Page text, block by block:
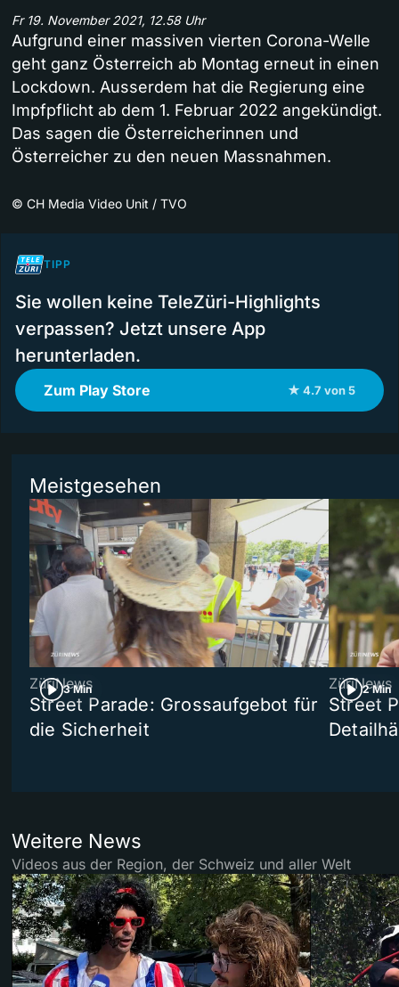
Fr 19. November 2021, 12.58 Uhr
Aufgrund einer massiven vierten Corona-Welle
geht ganz Österreich ab Montag erneut in einen
Lockdown. Ausserdem hat die Regierung eine
Impfpflicht ab dem 1. Februar 2022 angekündigt.
Das sagen die Österreicherinnen und
Österreicher zu den neuen Massnahmen.
© CH Media Video Unit / TVO
TIPP
Sie wollen keine TeleZüri-Highlights
verpassen? Jetzt unsere App
herunterladen.
Zum Play Store ★ 4.7 von 5
Meistgesehen
3 Min
ZüriNews
Street Parade: Grossaufgebot für
die Sicherheit
2 Min
ZüriNews
Street
Weitere News
Videos aus der Region, der Schweiz und aller Welt